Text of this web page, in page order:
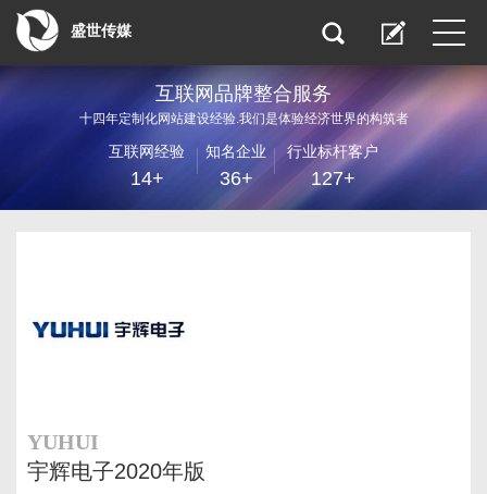
盛世传媒
互联网品牌整合服务
十四年定制化网站建设经验.我们是体验经济世界的构筑者
互联网经验
14+
知名企业
36+
行业标杆客户
127+
YUHUI
宇辉电子2020年版